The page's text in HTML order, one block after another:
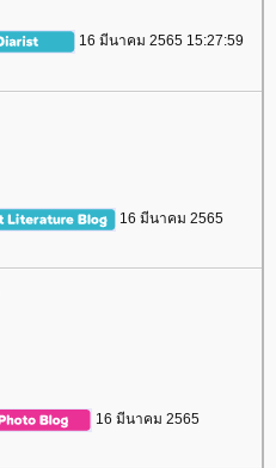
16 มีนาคม 2565 15:27:59
16 มีนาคม 2565
16 มีนาคม 2565